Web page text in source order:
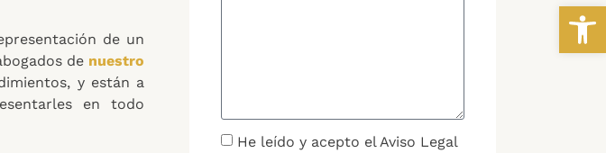
Abrir
de un
de nuestro
y están a
en todo
He leído y acepto el Aviso Legal